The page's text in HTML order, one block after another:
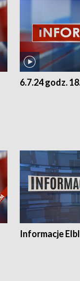
6.7.24 godz.
Informacje